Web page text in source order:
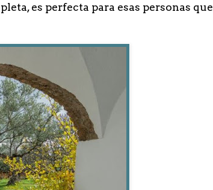
es perfecta para esas personas que